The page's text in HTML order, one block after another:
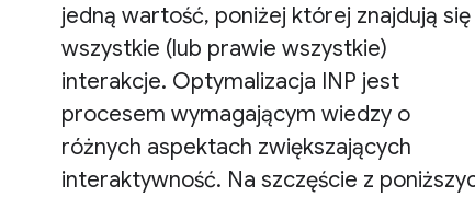
jedną wartość, poniżej której znajdują się
wszystkie (lub prawie wszystkie)
interakcje. Optymalizacja INP jest
procesem wymagającym wiedzy o
różnych aspektach zwiększających
interaktywność. Na szczęście z